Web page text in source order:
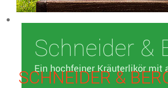
Schneider &
Ein hochfeiner Kräuterlikör mit
SCHNEIDER &